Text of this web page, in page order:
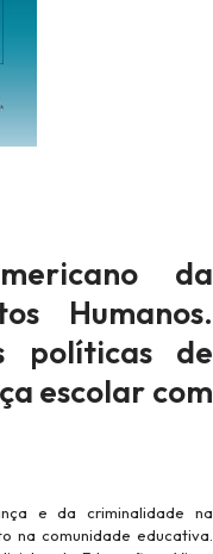
da
Humanos.
políticas de
escolar com
na comunidade educativa.